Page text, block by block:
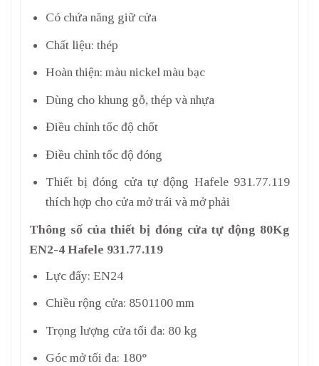
Có chứa năng giữ cửa
Chất liệu: thép
Hoàn thiện: màu nickel màu bạc
Dùng cho khung gỗ, thép và nhựa
Điều chỉnh tốc độ chốt
Điều chỉnh tốc độ đóng
Thiết bị đóng cửa tự động Hafele 931.77.119
thích hợp cho cửa mở trái và mở phải
Thông số của thiết bị đóng cửa tự động 80Kg
EN2-4 Hafele 931.77.119
Lực đẩy: EN24
Chiều rộng cửa: 8501100 mm
Trọng lượng cửa tối đa: 80 kg
Góc mở tối đa: 180°